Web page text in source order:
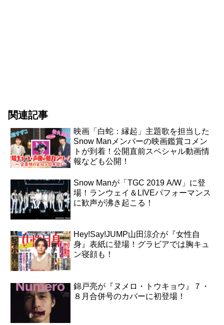
関連記事
映画「白蛇：縁起」主題歌を担当した
Snow Manメンバーの映画鑑賞コメン
トが到着！公開直前スペシャル動画情
報なども公開！
Snow Manが「TGC 2019 A/W」に登
場！ランウェイ＆LIVEパフォーマンス
に歓声が沸き起こる！
Hey!Say!JUMP山田涼介が『女性自
身』表紙に登場！グラビアでは胸キュ
ン寝顔も！
錦戸亮が『ヌメロ・トウキョウ』７・
８月合併号のカバーに初登場！